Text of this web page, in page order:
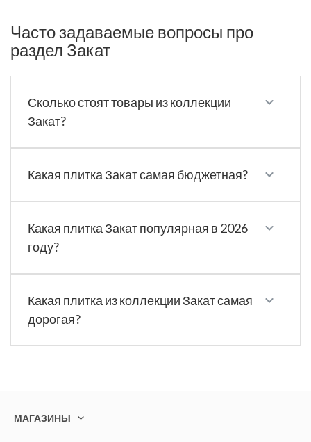
Часто задаваемые вопросы про
раздел Закат
Сколько стоят товары из коллекции
Закат?
Какая плитка Закат самая бюджетная?
Какая плитка Закат популярная в 2026
году?
Какая плитка из коллекции Закат самая
дорогая?
МАГАЗИНЫ